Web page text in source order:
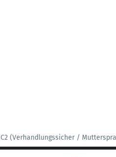
C2 (Verhandlungssicher /